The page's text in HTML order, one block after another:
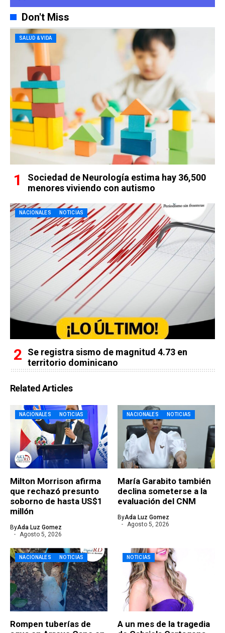
Don't Miss
SALUD & VIDA
Sociedad de Neurología estima hay 36,500
menores viviendo con autismo
NACIONALES NOTICIAS
Se registra sismo de magnitud 4.73 en
territorio dominicano
Related Articles
NACIONALES NOTICIAS
Milton Morrison afirma
que rechazó presunto
soborno de hasta US$1
millón
ByAda Luz Gomez
Agosto 5, 2026
NACIONALES NOTICIAS
María Garabito también
declina someterse a la
evaluación del CNM
ByAda Luz Gomez
Agosto 5, 2026
NACIONALES NOTICIAS
Rompen tuberías de
NOTICIAS
A un mes de la tragedia